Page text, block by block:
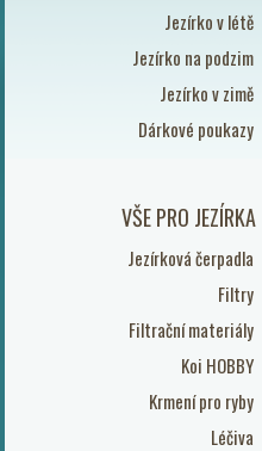
Jezírko v létě
Jezírko na podzim
Jezírko v zimě
Dárkové poukazy
VŠE PRO JEZÍRKA
Jezírková čerpadla
Filtry
Filtrační materiály
Koi HOBBY
Krmení pro ryby
Léčiva